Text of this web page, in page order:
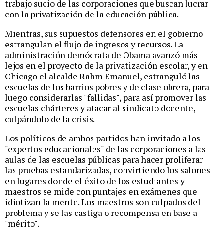
trabajo sucio de las corporaciones que buscan lucrar
con la privatización de la educación pública.
Mientras, sus supuestos defensores en el gobierno
estrangulan el flujo de ingresos y recursos. La
administración demócrata de Obama avanzó más
lejos en el proyecto de la privatización escolar, y en
Chicago el alcalde Rahm Emanuel, estranguló las
escuelas de los barrios pobres y de clase obrera, para
luego considerarlas "fallidas", para así promover las
escuelas chárteres y atacar al sindicato docente,
culpándolo de la crisis.
Los políticos de ambos partidos han invitado a los
"expertos educacionales" de las corporaciones a las
aulas de las escuelas públicas para hacer proliferar
las pruebas estandarizadas, convirtiendo los salones
en lugares donde el éxito de los estudiantes y
maestros se mide con puntajes en exámenes que
idiotizan la mente. Los maestros son culpados del
problema y se las castiga o recompensa en base a
"mérito".